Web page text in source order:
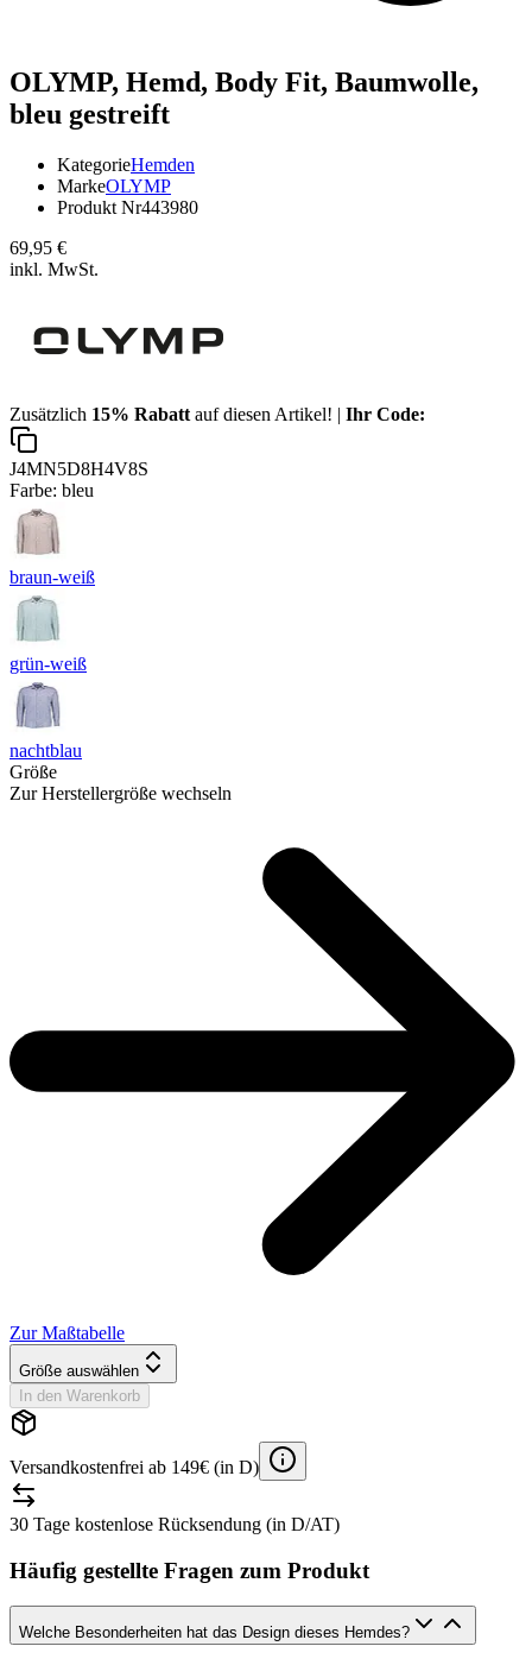
OLYMP, Hemd, Body Fit, Baumwolle,
bleu gestreift
KategorieHemden
MarkeOLYMP
Produkt Nr443980
69,95 €
inkl. MwSt.
Zusätzlich 15% Rabatt auf diesen Artikel! | Ihr Code:
J4MN5D8H4V8S
Farbe: bleu
braun-weiß
grün-weiß
nachtblau
Größe
Zur Herstellergröße wechseln
Zur Maßtabelle
Größe auswählen
In den Warenkorb
Versandkostenfrei ab 149€ (in D)
30 Tage kostenlose Rücksendung (in D/AT)
Häufig gestellte Fragen zum Produkt
Welche Besonderheiten hat das Design dieses Hemdes?